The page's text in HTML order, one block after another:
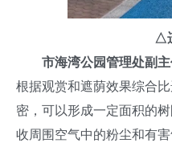
△
市海湾公园管理处副主
根据观赏和遮荫效果综合
密，可以形成一定面积的
收周围空气中的粉尘和有